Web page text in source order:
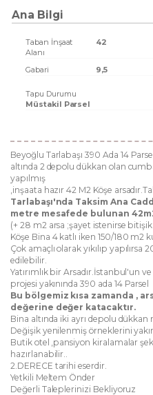
Ana Bilgi
Taban İnşaat
Alanı
42
Gabari
9,5
Tapu Durumu
Müstakil Parsel
Beyoğlu Tarlabaşı 390 Ada 14
altında 2 depolu dükkan olan
yapılmış
,inşaata hazır 42 M2 Köşe
Tarlabaşı'nda Taksim Ana
metre mesafede bulunan
(+ 28 m2 arsa ;şayet istenirse
Köşe Bina 4 katlı iken 150/180 m2
Çok amaçlı olarak yıkılıp
edilebilir.
Yatırımlık bir Arsadır.İstanbul'un
projesi yakınında 390 ada 14 Parsel
Bu bölgemiz kısa zamanda ,
değerine değer katacaktır.
Bina altında iki ayrı depolu dükkan
Değişik yenilenmiş örneklerini
Butik otel ,pansiyon kiralamalar
hazırlanabilir..
2.DERECE tarihi eserdir.
Yetkili Meltem Önder
Değerli Taleplerinizi Bekliyoruz